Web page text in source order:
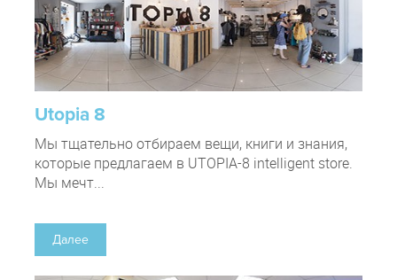
Utopia 8
Мы тщательно отбираем вещи, книги и знания,
которые предлагаем в UTOPIA-8 intelligent store.
Мы мечт...
Далее